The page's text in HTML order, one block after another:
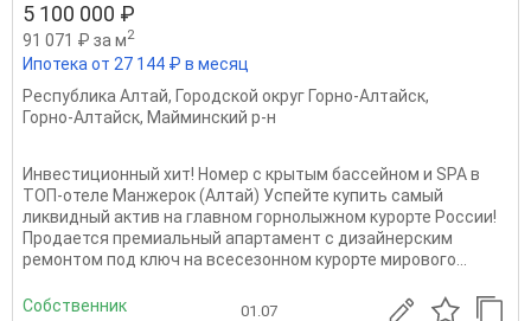
5 100 000 ₽
91 071 ₽ за м2
Ипотека от 27 144 ₽ в месяц
Республика Алтай, Городской округ Горно-Алтайск,
Горно-Алтайск, Майминский р-н
Инвестиционный хит! Номер с крытым бассейном и SPA в
ТОП-отеле Манжерок (Алтай) Успейте купить самый
ликвидный актив на главном горнолыжном курорте России!
Продается премиальный апартамент с дизайнерским
ремонтом под ключ на всесезонном курорте мирового...
Собственник 01.07